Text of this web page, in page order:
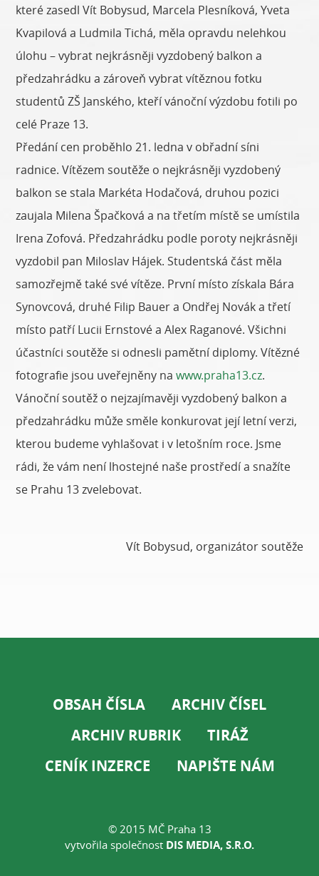
které zasedl Vít Bobysud, Marcela Plesníková, Yveta
Kvapilová a Ludmila Tichá, měla opravdu nelehkou
úlohu – vybrat nejkrásněji vyzdobený balkon a
předzahrádku a zároveň vybrat vítěznou fotku
studentů ZŠ Janského, kteří vánoční výzdobu fotili po
celé Praze 13.
Předání cen proběhlo 21. ledna v obřadní síni
radnice. Vítězem soutěže o nejkrásněji vyzdobený
balkon se stala Markéta Hodačová, druhou pozici
zaujala Milena Špačková a na třetím místě se umístila
Irena Zofová. Předzahrádku podle poroty nejkrásněji
vyzdobil pan Miloslav Hájek. Studentská část měla
samozřejmě také své vítěze. První místo získala Bára
Synovcová, druhé Filip Bauer a Ondřej Novák a třetí
místo patří Lucii Ernstové a Alex Raganové. Všichni
účastníci soutěže si odnesli pamětní diplomy. Vítězné
fotografie jsou uveřejněny nawww.praha13.cz.
Vánoční soutěž o nejzajímavěji vyzdobený balkon a
předzahrádku může směle konkurovat její letní verzi,
kterou budeme vyhlašovat i v letošním roce. Jsme
rádi, že vám není lhostejné naše prostředí a snažíte
se Prahu 13 zvelebovat.
Vít Bobysud, organizátor soutěže
OBSAH ČÍSLA
ARCHIV ČÍSEL
ARCHIV RUBRIK
TIRÁŽ
CENÍK INZERCE
NAPIŠTE NÁM
© 2015 MČ Praha 13
vytvořila společnost DIS MEDIA, S.R.O.